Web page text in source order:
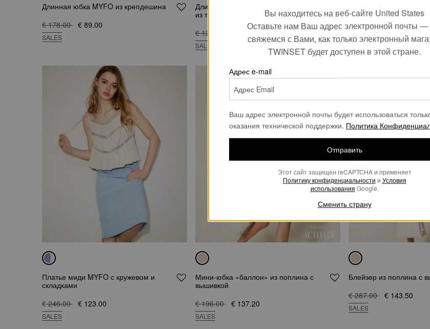
Длинная юбка MYFO из крепдешина
€ 178.00 € 89.00
SALES
Длинная асимметричная юбка MYFO
из тюля
€ 127.00
€ 88.90
SALES
оборкой
€ 205.00 € 123.00
Платье миди MYFO с кружевом и
складками
€ 246.00 € 123.00
SALES
Мини-юбка «баллон» из поплина с
вышивкой
€ 196.00 € 137.20
SALES
Блейзер из поплина с
€ 287.00 € 143.50
SALES
Вы находитесь на веб-сайте United States
Оставьте нам Ваш адрес электронной почты
свяжемся с Вами, как только электронный
TWINSET будет доступен в этой стране.
Адрес e-mail
Ваш адрес электронной почты будет использоваться
оказания технической поддержки. Политика
Отправить
Этот сайт защищен reCAPTCHA и применяет
Политику конфиденциальности и Условия
использования Google.
Сменить страну